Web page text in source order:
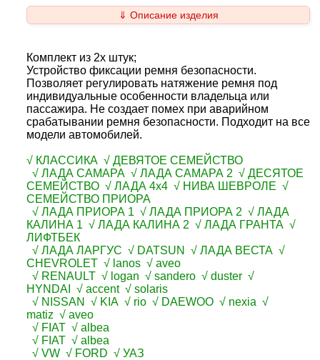
⇓ Описание изделия
Комплект из 2х штук;
Устройство фиксации ремня безопасности.
Позволяет регулировать натяжение ремня под
индивидуальные особенности владельца или
пассажира. Не создает помех при аварийном
срабатывании ремня безопасности. Подходит на все
модели автомобилей.
√ КЛАССИКА √ ДЕВЯТОЕ СЕМЕЙСТВО
√ ЛАДА САМАРА √ ЛАДА САМАРА 2 √ ДЕСЯТОЕ
СЕМЕЙСТВО √ ЛАДА 4х4 √ НИВА ШЕВРОЛЕ √
СЕМЕЙСТВО ПРИОРА
√ ЛАДА ПРИОРА 1 √ ЛАДА ПРИОРА 2 √ ЛАДА
КАЛИНА 1 √ ЛАДА КАЛИНА 2 √ ЛАДА ГРАНТА √
ЛИФТБЕК
√ ЛАДА ЛАРГУС √ DATSUN √ ЛАДА ВЕСТА √
CHEVROLET √ lanos √ aveo
√ RENAULT √ logan √ sandero √ duster √
HYNDAI √ accent √ solaris
√ NISSAN √ KIA √ rio √ DAEWOO √ nexia √
matiz √ aveo
√ FIAT √ albea
√ FIAT √ albea
√ VW √ FORD √ УАЗ